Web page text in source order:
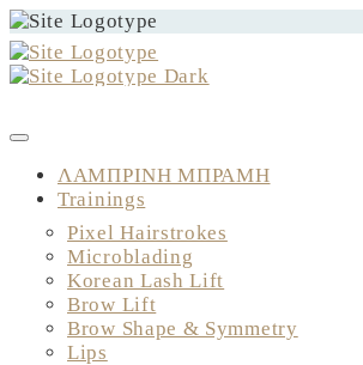
ΛΑΜΠΡΙΝΗ ΜΠΡΑΜΗ
Trainings
Pixel Hairstrokes
Microblading
Korean Lash Lift
Brow Lift
Brow Shape & Symmetry
Lips